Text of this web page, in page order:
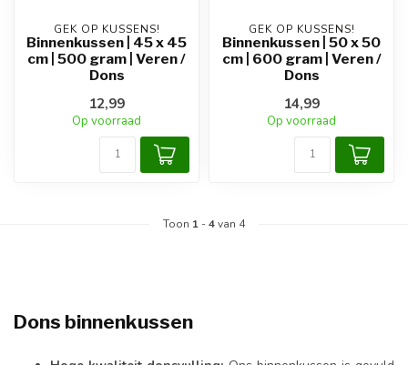
GEK OP KUSSENS!
Binnenkussen | 45 x 45
cm | 500 gram | Veren /
Dons
12,99
Op voorraad
GEK OP KUSSENS!
Binnenkussen | 50 x 50
cm | 600 gram | Veren /
Dons
14,99
Op voorraad
Toon 1 -4van 4
Dons binnenkussen